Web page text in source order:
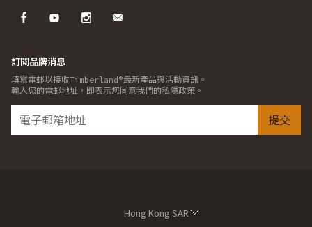
訂閱品牌消息
填寫電郵以接收Timberland®最新產品與活動資訊。
輸入您的電郵地址，即表示您同意我們的私隱政策。
提交
Hong Kong SAR